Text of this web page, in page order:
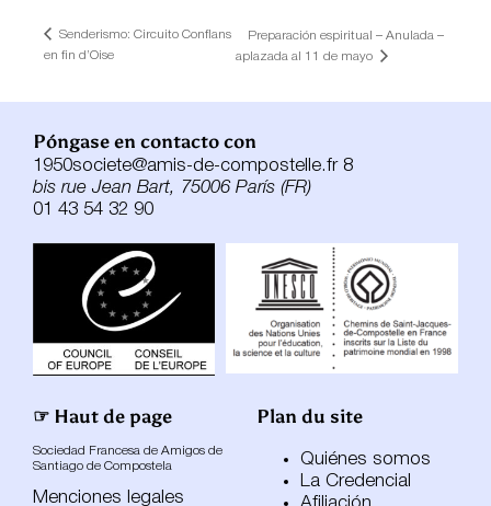
Senderismo: Circuito Conflans
en fin d’Oise
Preparación espiritual – Anulada –
aplazada al 11 de mayo
☞ Haut de page
Sociedad Francesa de Amigos de
Santiago de Compostela
Menciones legales
Póngase en contacto con
1950societe@amis-de-compostelle.fr 8
bis rue Jean Bart, 75006 París (FR)
01 43 54 32 90
Plan du site
Quiénes somos
La Credencial